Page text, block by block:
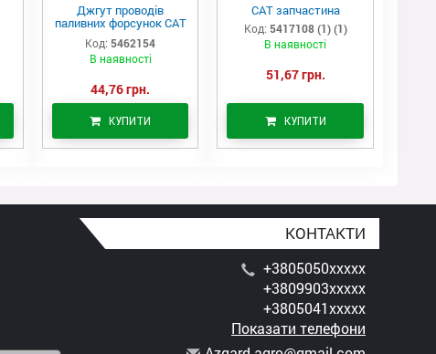
Джгут проводів
паливних форсунок CAT
C7/C9 (546-2154)
Код: 5462154
В наявності
44,76 грн.
КУПИТИ
САТ запчастина
Код: 5417108 (1) (1)
В наявності
51,67 грн.
КУПИТИ
КОНТАКТИ
+3805050xxxxx
+3809903xxxxx
+3805041xxxxx
Показати телефони